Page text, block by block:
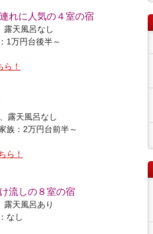
れに人気の４室の宿
天風呂なし
1万円台後半～
！
露天風呂なし
族：2万円台前半～
ら！
流しの８室の宿
天風呂あり
なし